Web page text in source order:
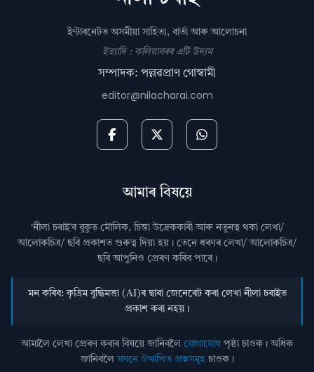
ইণ্টাৰনেটত অসমীয়া সাহিত্য, বাৰ্তা আৰু আলোচনা
ইত্যাদি : কলিয়াবৰৰ এটি উদ্যম
সম্পাদক: পল্লৱপ্ৰাণ গোস্বামী
editor@nilacharai.com
আমাৰ বিষয়ে
‘নীলা চৰাই’ৰ বুকুত মৌলিক, চিন্তা উদ্রেককাৰী আৰু নতুনত্ব থকা লেখা/
আলোকচিত্ৰ/ ছবি প্রকাশত গুৰুত্ব দিয়া হয়। তেনে ধৰণৰ লেখা/ আলোকচিত্ৰ/
ছবি আপুনিও প্রেৰণ কৰিব পাৰে।
মন কৰিব: কৃত্ৰিম বুদ্ধিমত্তা (AI)ৰ দ্বাৰা জেনেৰেট কৰা লেখা নীলা চৰাইত
প্ৰকাশ কৰা নহয়।
আমালৈ লেখা প্ৰেৰণ কৰাৰ বিষয়ে জানিবলৈ যোগাযোগ পৃষ্ঠা চাওক। অধিক
জানিবলৈসঘনে উত্থাপিত প্ৰশ্নসমূহচাওক।